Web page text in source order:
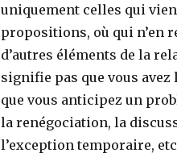
uniquement celles qui
propositions, où qui n’en
d’autres éléments de la
signifie pas que vous
que vous anticipez un
la renégociation, la
l’exception temporaire,